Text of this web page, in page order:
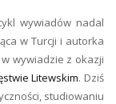
wywiadów nadal
w Turcji i autorka
w wywiadzie z okazji
Litewskim. Dziś
studiowaniu